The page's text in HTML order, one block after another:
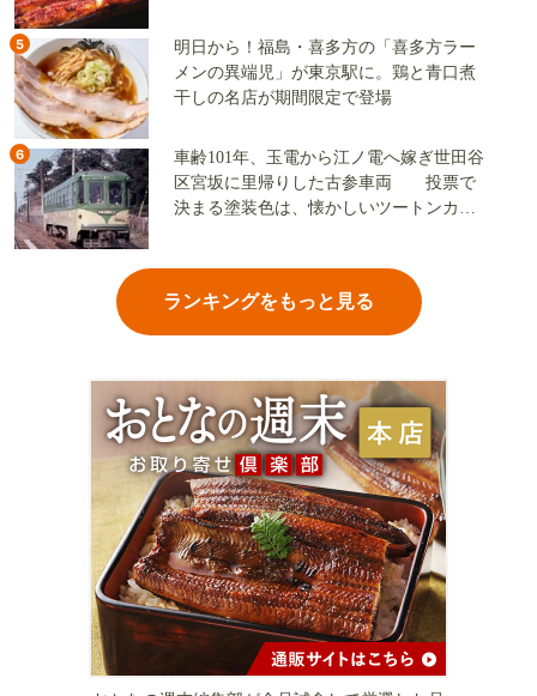
5
明日から！福島・喜多方の「喜多方ラー
メンの異端児」が東京駅に。鶏と青口煮
干しの名店が期間限定で登場
6
車齢101年、玉電から江ノ電へ嫁ぎ世田谷
区宮坂に里帰りした古参車両 投票で
決まる塗装色は、懐かしいツートンカラ
ランキングをもっと見る